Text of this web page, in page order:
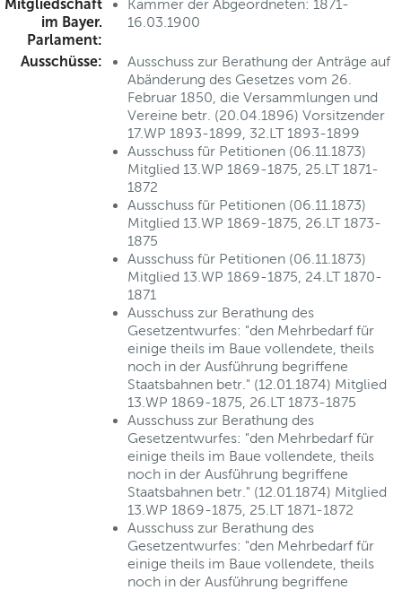
Mitgliedschaft
im Bayer.
Parlament:
Kammer der Abgeordneten: 1871-
16.03.1900
Ausschüsse:
Ausschuss zur Berathung der Anträge auf
Abänderung des Gesetzes vom 26.
Februar 1850, die Versammlungen und
Vereine betr. (20.04.1896) Vorsitzender
17.WP 1893-1899, 32.LT 1893-1899
Ausschuss für Petitionen (06.11.1873)
Mitglied 13.WP 1869-1875, 25.LT 1871-
1872
Ausschuss für Petitionen (06.11.1873)
Mitglied 13.WP 1869-1875, 26.LT 1873-
1875
Ausschuss für Petitionen (06.11.1873)
Mitglied 13.WP 1869-1875, 24.LT 1870-
1871
Ausschuss zur Berathung des
Gesetzentwurfes: "den Mehrbedarf für
einige theils im Baue vollendete, theils
noch in der Ausführung begriffene
Staatsbahnen betr." (12.01.1874) Mitglied
13.WP 1869-1875, 26.LT 1873-1875
Ausschuss zur Berathung des
Gesetzentwurfes: "den Mehrbedarf für
einige theils im Baue vollendete, theils
noch in der Ausführung begriffene
Staatsbahnen betr." (12.01.1874) Mitglied
13.WP 1869-1875, 25.LT 1871-1872
Ausschuss zur Berathung des
Gesetzentwurfes: "den Mehrbedarf für
einige theils im Baue vollendete, theils
noch in der Ausführung begriffene